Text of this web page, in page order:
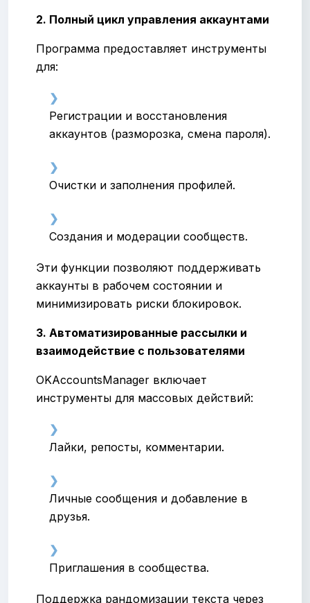
2. Полный цикл управления аккаунтами
Программа предоставляет инструменты
для:
Регистрации и восстановления
аккаунтов (разморозка, смена пароля).
Очистки и заполнения профилей.
Создания и модерации сообществ.
Эти функции позволяют поддерживать
аккаунты в рабочем состоянии и
минимизировать риски блокировок.
3. Автоматизированные рассылки и
взаимодействие с пользователями
OKAccountsManager включает
инструменты для массовых действий:
Лайки, репосты, комментарии.
Личные сообщения и добавление в
друзья.
Приглашения в сообщества.
Поддержка рандомизации текста через